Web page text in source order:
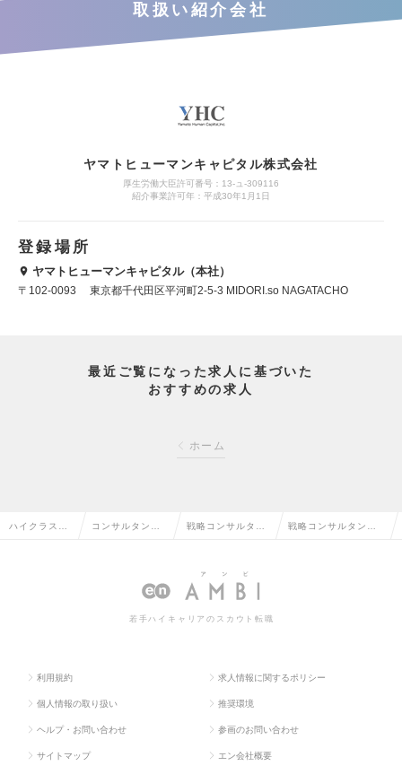
取扱い紹介会社
ヤマトヒューマンキャピタル株式会社
厚生労働大臣許可番号：13-ュ-309116
紹介事業許可年：平成30年1月1日
登録場所
ヤマトヒューマンキャピタル（本社）
〒102-0093 東京都千代田区平河町2-5-3 MIDORI.so NAGATACHO
最近ご覧になった求人に基づいた
おすすめの求人
ホーム
ハイクラス求 コンサルタント 戦略コンサルタン 戦略コンサルタント
若手ハイキャリアのスカウト転職
利用規約 求人情報に関するポリシー
個人情報の取り扱い 推奨環境
ヘルプ・お問い合わせ 参画のお問い合わせ
サイトマップ エン会社概要